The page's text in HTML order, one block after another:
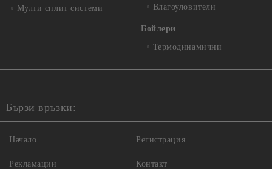
Мулти сплит системи Влагоуловители
Бойлери
Термодинамични
Бързи връзки:
Начало
Рекламации
Регистрация
Контакт